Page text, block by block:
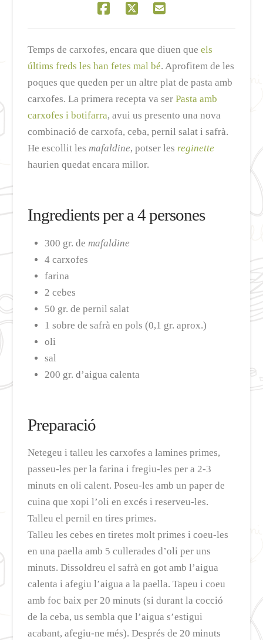
Temps de carxofes, encara que diuen queels
últims freds les han fetes mal bé. Aprofitem de les
poques que queden per un altre plat de pasta amb
carxofes. La primera recepta va serPasta amb
carxofes i botifarra, avui us presento una nova
combinació de carxofa, ceba, pernil salat i safrà.
He escollit lesmafaldine, potser lesreginette
haurien quedat encara millor.
Ingredients per a 4 persones
300 gr. de mafaldine
4 carxofes
farina
2 cebes
50 gr. de pernil salat
1 sobre de safrà en pols (0,1 gr. aprox.)
oli
sal
200 gr. d’aigua calenta
Preparació
Netegeu i talleu les carxofes a lamines primes,
passeu-les per la farina i fregiu-les per a 2-3
minuts en oli calent. Poseu-les amb un paper de
cuina que xopi l’oli en excés i reserveu-les.
Talleu el pernil en tires primes.
Talleu les cebes en tiretes molt primes i coeu-les
en una paella amb 5 cullerades d’oli per uns
minuts. Dissoldreu el safrà en got amb l’aigua
calenta i afegiu l’aigua a la paella. Tapeu i coeu
amb foc baix per 20 minuts (si durant la cocció
de la ceba, us sembla que l’aigua s’estigui
acabant, afegiu-ne més). Després de 20 minuts